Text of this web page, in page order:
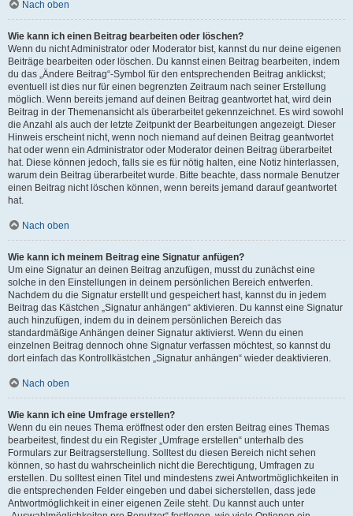
Nach oben
Wie kann ich einen Beitrag bearbeiten oder löschen?
Wenn du nicht Administrator oder Moderator bist, kannst du nur deine eigenen
Beiträge bearbeiten oder löschen. Du kannst einen Beitrag bearbeiten, indem
du das „Ändere Beitrag“-Symbol für den entsprechenden Beitrag anklickst;
eventuell ist dies nur für einen begrenzten Zeitraum nach seiner Erstellung
möglich. Wenn bereits jemand auf deinen Beitrag geantwortet hat, wird dein
Beitrag in der Themenansicht als überarbeitet gekennzeichnet. Es wird sowohl
die Anzahl als auch der letzte Zeitpunkt der Bearbeitungen angezeigt. Dieser
Hinweis erscheint nicht, wenn noch niemand auf deinen Beitrag geantwortet
hat oder wenn ein Administrator oder Moderator deinen Beitrag überarbeitet
hat. Diese können jedoch, falls sie es für nötig halten, eine Notiz hinterlassen,
warum dein Beitrag überarbeitet wurde. Bitte beachte, dass normale Benutzer
einen Beitrag nicht löschen können, wenn bereits jemand darauf geantwortet
hat.
Nach oben
Wie kann ich meinem Beitrag eine Signatur anfügen?
Um eine Signatur an deinen Beitrag anzufügen, musst du zunächst eine
solche in den Einstellungen in deinem persönlichen Bereich entwerfen.
Nachdem du die Signatur erstellt und gespeichert hast, kannst du in jedem
Beitrag das Kästchen „Signatur anhängen“ aktivieren. Du kannst eine Signatur
auch hinzufügen, indem du in deinem persönlichen Bereich das
standardmäßige Anhängen deiner Signatur aktivierst. Wenn du einen
einzelnen Beitrag dennoch ohne Signatur verfassen möchtest, so kannst du
dort einfach das Kontrollkästchen „Signatur anhängen“ wieder deaktivieren.
Nach oben
Wie kann ich eine Umfrage erstellen?
Wenn du ein neues Thema eröffnest oder den ersten Beitrag eines Themas
bearbeitest, findest du ein Register „Umfrage erstellen“ unterhalb des
Formulars zur Beitragserstellung. Solltest du diesen Bereich nicht sehen
können, so hast du wahrscheinlich nicht die Berechtigung, Umfragen zu
erstellen. Du solltest einen Titel und mindestens zwei Antwortmöglichkeiten in
die entsprechenden Felder eingeben und dabei sicherstellen, dass jede
Antwortmöglichkeit in einer eigenen Zeile steht. Du kannst auch unter